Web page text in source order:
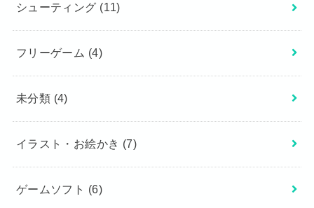
シューティング (11)
フリーゲーム (4)
未分類 (4)
イラスト・お絵かき (7)
ゲームソフト (6)